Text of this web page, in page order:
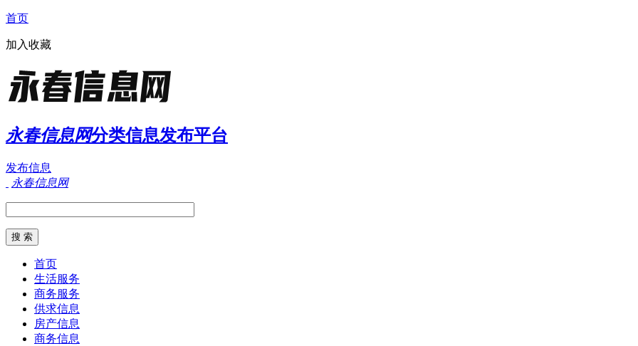
首页
加入收藏
永春信息网分类信息发布平台
发布信息
永春信息网
首页
生活服务
商务服务
供求信息
房产信息
商务信息